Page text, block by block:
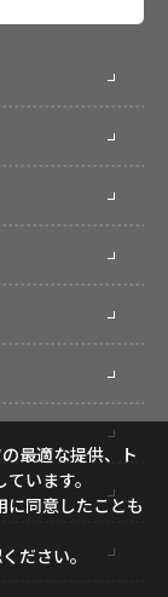
最適な提供、ト
います。
同意したことも
ださい。